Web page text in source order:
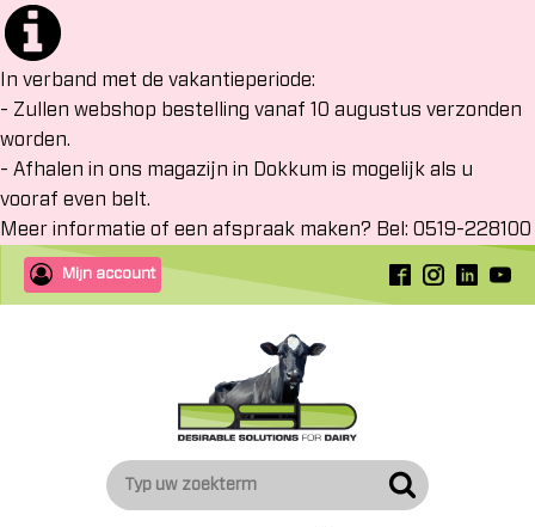
In verband met de vakantieperiode:
- Zullen webshop bestelling vanaf 10 augustus verzonden
worden.
- Afhalen in ons magazijn in Dokkum is mogelijk als u
vooraf even belt.
Meer informatie of een afspraak maken? Bel: 0519-228100
Mijn account